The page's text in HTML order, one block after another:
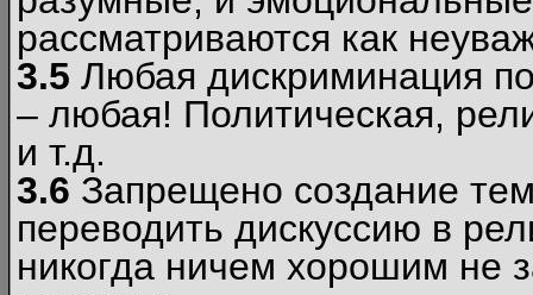
рассматриваются как
3.5 Любая дискриминация
– любая! Политическая,
и т.д.
3.6 Запрещено создание
переводить дискуссию в
никогда ничем хорошим не